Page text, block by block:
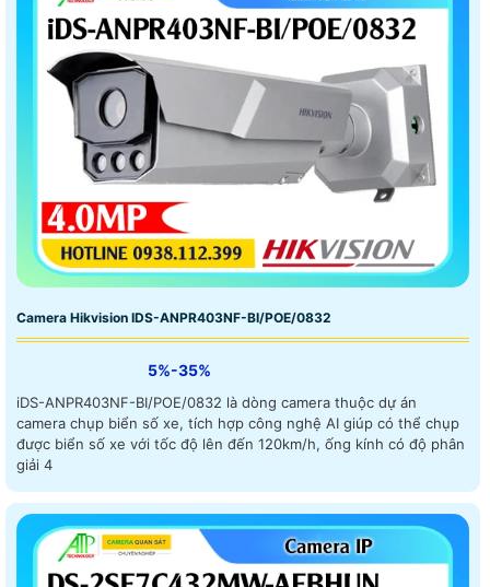
Camera Hikvision IDS-ANPR403NF-BI/POE/0832
5%-35%
iDS-ANPR403NF-BI/POE/0832 là dòng camera thuộc dự án
camera chụp biển số xe, tích hợp công nghệ AI giúp có thể chụp
được biển số xe với tốc độ lên đến 120km/h, ống kính có độ phân
giải 4